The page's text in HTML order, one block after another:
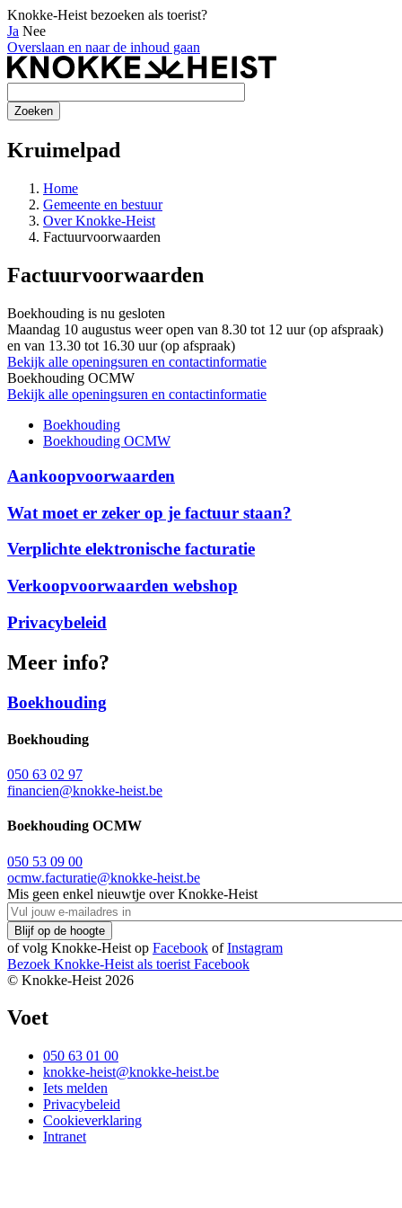
Knokke-Heist bezoeken als toerist?
Ja Nee
Overslaan en naar de inhoud gaan
Kruimelpad
Home
Gemeente en bestuur
Over Knokke-Heist
Factuurvoorwaarden
Factuurvoorwaarden
Boekhouding is nu gesloten
Maandag 10 augustus weer open van 8.30 tot 12 uur (op afspraak)
en van 13.30 tot 16.30 uur (op afspraak)
Bekijk alle openingsuren en contactinformatie
Boekhouding OCMW
Bekijk alle openingsuren en contactinformatie
Boekhouding
Boekhouding OCMW
Aankoopvoorwaarden
Wat moet er zeker op je factuur staan?
Verplichte elektronische facturatie
Verkoopvoorwaarden webshop
Privacybeleid
Meer info?
Boekhouding
Boekhouding
050 63 02 97
financien@knokke-heist.be
Boekhouding OCMW
050 53 09 00
ocmw.facturatie@knokke-heist.be
Mis geen enkel nieuwtje over Knokke-Heist
of volg Knokke-Heist op Facebook ofInstagram
Bezoek Knokke-Heist als toerist Facebook
© Knokke-Heist 2026
Voet
050 63 01 00
knokke-heist@knokke-heist.be
Iets melden
Privacybeleid
Cookieverklaring
Intranet